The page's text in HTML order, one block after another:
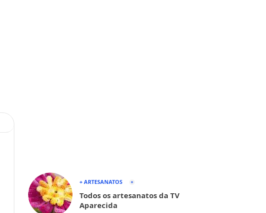
+ ARTESANATOS
Todos os artesanatos da TV
Aparecida